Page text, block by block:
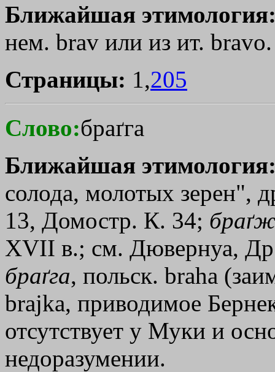
Ближайшая
нем. brav или из ит.
Страницы: 1,205
Слово:браґга
Ближайшая
солода, молотых зерен",
13, Домостр. К. 34;
XVII в.; см. Дювернуа,
браґга, польск. braha
braјka, приводимое
отсутствует у Муки и
недоразумении.